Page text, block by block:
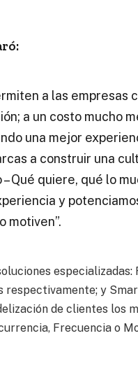
a las empresas
a un costo mucho
una mejor
a construir una
Qué quiere, qué lo
y
motiven”.
especializadas:
respectivamente; y
de clientes los
Frecuencia o